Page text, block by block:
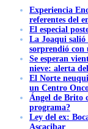
Experiencia
referentes del
El especial
La Joaqui
sorprendió con
Se esperan
nieve: alerta
El Norte
un Centro
Ángel de Brito
programa?
Ley del ex:
Ascacibar